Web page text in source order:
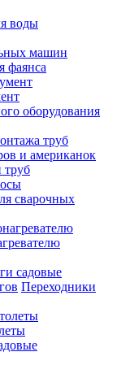
воды
машин
фаянса
оборудования
труб
и американок
труб
сварочных
садовые
Переходники